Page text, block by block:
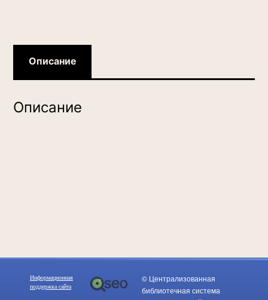
материалов
Описание
Описание
Информационная
поддержка сайта
© Централизованная
библиотечная система